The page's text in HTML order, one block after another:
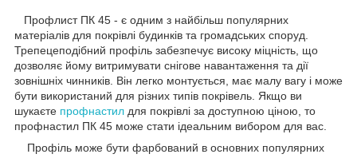
Профлист ПК 45 - є одним з найбільш популярних
матеріалів для покрівлі будинків та громадських споруд.
Трепецеподібний профіль забезпечує високу міцність, що
дозволяє йому витримувати снігове навантаження та дії
зовнішніх чинників. Він легко монтується, має малу вагу і може
бути використаний для різних типів покрівель. Якщо ви
шукаєте профнастил для покрівлі за доступною ціною, то
профнастил ПК 45 може стати ідеальним вибором для вас.
Профіль може бути фарбований в основних популярних